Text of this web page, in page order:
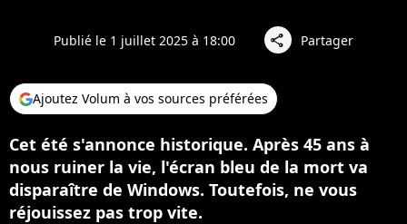
Publié le 1 juillet 2025 à 18:00 share Partager
Ajoutez Volum à vos sources préférées
Cet été s'annonce historique. Après 45 ans à
nous ruiner la vie, l'écran bleu de la mort va
disparaître de Windows. Toutefois, ne vous
réjouissez pas trop vite.